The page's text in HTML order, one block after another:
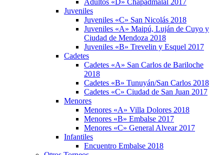
Adultos «D» Chapadmalal 2017
Juveniles
Juveniles «C» San Nicolás 2018
Juveniles «A» Maipú, Luján de Cuyo y
Ciudad de Mendoza 2018
Juveniles «B» Trevelin y Esquel 2017
Cadetes
Cadetes «A» San Carlos de Bariloche
2018
Cadetes «B» Tunuyán/San Carlos 2018
Cadetes «C» Ciudad de San Juan 2017
Menores
Menores «A» Villa Dolores 2018
Menores «B» Embalse 2017
Menores «C» General Alvear 2017
Infantiles
Encuentro Embalse 2018